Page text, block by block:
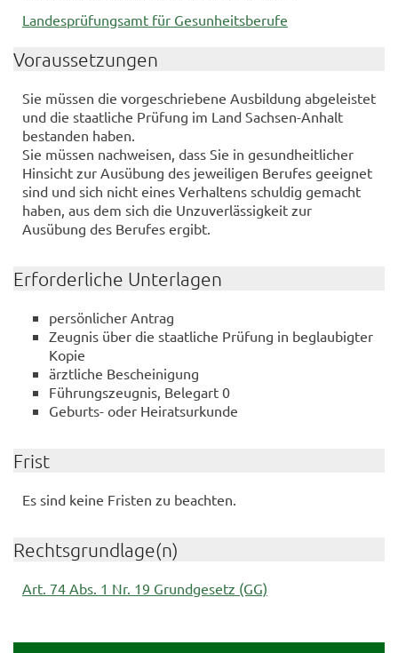
Landesprüfungsamt für Gesunheitsberufe
Voraussetzungen
Sie müssen die vorgeschriebene Ausbildung abgeleistet
und die staatliche Prüfung im Land Sachsen-Anhalt
bestanden haben.
Sie müssen nachweisen, dass Sie in gesundheitlicher
Hinsicht zur Ausübung des jeweiligen Berufes geeignet
sind und sich nicht eines Verhaltens schuldig gemacht
haben, aus dem sich die Unzuverlässigkeit zur
Ausübung des Berufes ergibt.
Erforderliche Unterlagen
persönlicher Antrag
Zeugnis über die staatliche Prüfung in beglaubigter
Kopie
ärztliche Bescheinigung
Führungszeugnis, Belegart 0
Geburts- oder Heiratsurkunde
Frist
Es sind keine Fristen zu beachten.
Rechtsgrundlage(n)
Art. 74 Abs. 1 Nr. 19 Grundgesetz (GG)